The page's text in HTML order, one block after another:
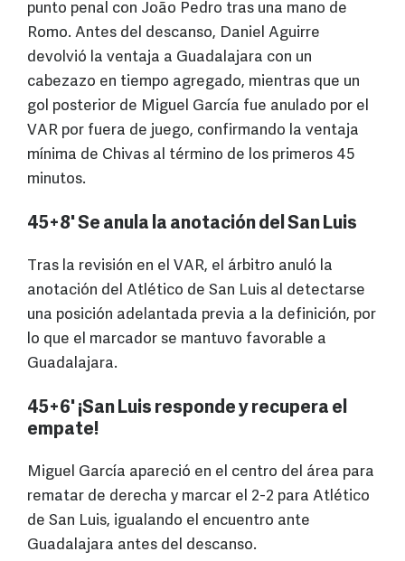
punto penal con João Pedro tras una mano de
Romo. Antes del descanso, Daniel Aguirre
devolvió la ventaja a Guadalajara con un
cabezazo en tiempo agregado, mientras que un
gol posterior de Miguel García fue anulado por el
VAR por fuera de juego, confirmando la ventaja
mínima de Chivas al término de los primeros 45
minutos.
45+8' Se anula la anotación del San Luis
Tras la revisión en el VAR, el árbitro anuló la
anotación del Atlético de San Luis al detectarse
una posición adelantada previa a la definición, por
lo que el marcador se mantuvo favorable a
Guadalajara.
45+6' ¡San Luis responde y recupera el
empate!
Miguel García apareció en el centro del área para
rematar de derecha y marcar el 2-2 para Atlético
de San Luis, igualando el encuentro ante
Guadalajara antes del descanso.